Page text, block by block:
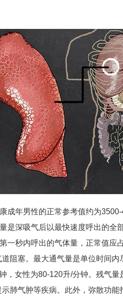
成年男性的正常参考值约为
是深吸气后以最快速度呼出的全
一秒内呼出的气体量，正常值应
阻塞。最大通气量是单位时间
，女性为80-120升/分钟。残气
肺气肿等疾病。此外，弥散功